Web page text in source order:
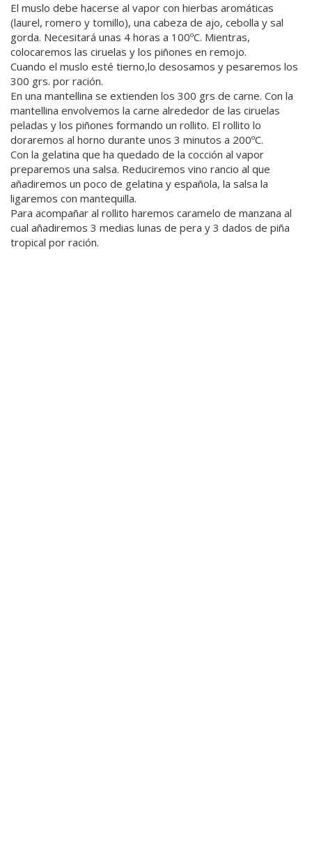
El muslo debe hacerse al vapor con hierbas aromáticas
(laurel, romero y tomillo), una cabeza de ajo, cebolla y sal
gorda. Necesitará unas 4 horas a 100ºC. Mientras,
colocaremos las ciruelas y los piñones en remojo.
Cuando el muslo esté tierno,lo desosamos y pesaremos los
300 grs. por ración.
En una mantellina se extienden los 300 grs de carne. Con la
mantellina envolvemos la carne alrededor de las ciruelas
peladas y los piñones formando un rollito. El rollito lo
doraremos al horno durante unos 3 minutos a 200ºC.
Con la gelatina que ha quedado de la cocción al vapor
preparemos una salsa. Reduciremos vino rancio al que
añadiremos un poco de gelatina y española, la salsa la
ligaremos con mantequilla.
Para acompañar al rollito haremos caramelo de manzana al
cual añadiremos 3 medias lunas de pera y 3 dados de piña
tropical por ración.